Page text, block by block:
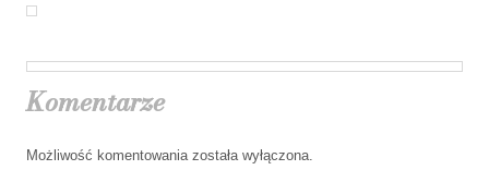
Komentarze
Możliwość komentowania została wyłączona.